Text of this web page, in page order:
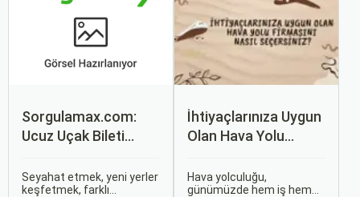
Sorgulamax.com:
Ucuz Uçak Bileti
Seyahat etmek, yeni yerler
keşfetmek, farklı
İhtiyaçlarınıza Uygun
Olan Hava Yolu
Seçersiniz?
Hava yolculuğu,
günümüzde hem iş hem